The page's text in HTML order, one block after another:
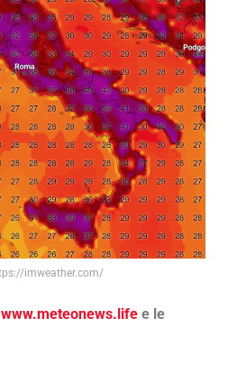
imweather.com/
www.meteonews.life e le